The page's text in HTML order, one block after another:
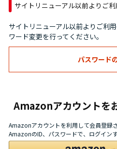
サイトリニューアル以前よりご
サイトリニューアル以前よりご利
ワード変更を行ってください。
Amazonアカウントを
Amazonアカウントを利用して会員登録
AmazonのID、パスワードで、ログイン